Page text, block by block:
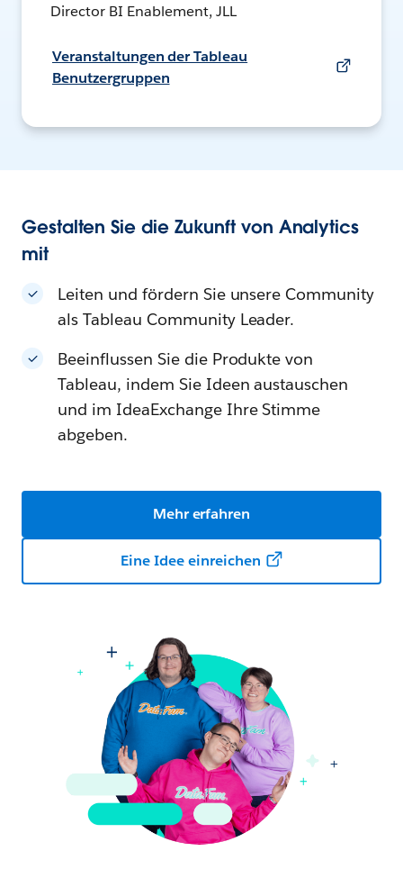
Director BI Enablement, JLL
Veranstaltungen der Tableau
Benutzergruppen
Gestalten Sie die Zukunft von Analytics
mit
Leiten und fördern Sie unsere Community
als Tableau Community Leader.
Beeinflussen Sie die Produkte von
Tableau, indem Sie Ideen austauschen
und im IdeaExchange Ihre Stimme
abgeben.
Mehr erfahren
Eine Idee einreichen